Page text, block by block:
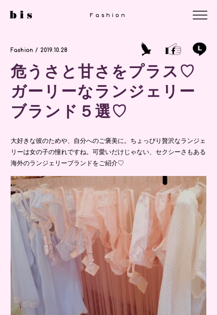
Fashion
Fashion / 2019.10.28
危うさと甘さをプラス♡
ガーリーなランジェリー
ブランド５選♡
大好きな彼のためや、自分へのご褒美に。ちょっぴり贅沢なランジェ
リーは女の子の憧れですね。可愛いだけじゃない、セクシーさもある
海外のランジェリーブランドをご紹介♡
Fashion